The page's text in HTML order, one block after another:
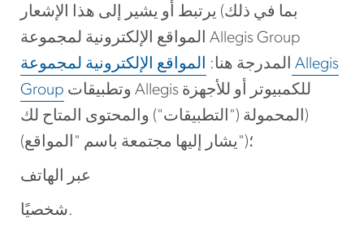
يرتبط أو يشير إلى هذا الإشعار (بما في ذلك
المواقع الإلكترونية لمجموعة Allegis Group
المدرجة هنا: المواقع الإلكترونية لمجموعة Allegis
Group
المحمولة ("التطبيقات") والمحتوى المتاح لك)
(يشار إليها مجتمعة باسم "المواقع")؛
عبر الهاتف
شخصيًا.